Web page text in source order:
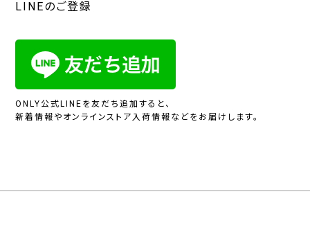
LINEのご登録
ONLY公式LINEを友だち追加すると、
新着情報やオンラインストア入荷情報などをお届けします。